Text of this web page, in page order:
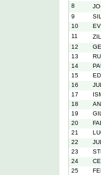
8
9
10
11
12
13
14
15
16
17
18
19
20
21
22
23
24
25